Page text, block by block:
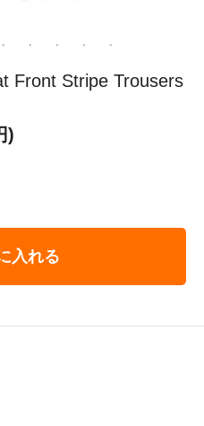
Front Stripe Trousers
)
入れる